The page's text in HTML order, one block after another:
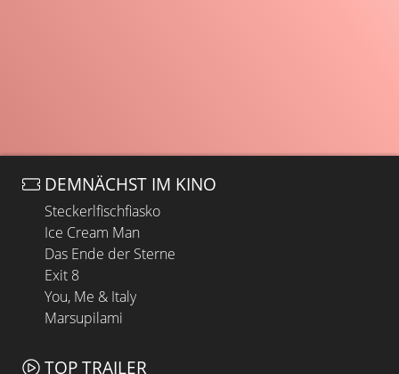
DEMNÄCHST IM KINO
Steckerlfischfiasko
Ice Cream Man
Das Ende der Sterne
Exit 8
You, Me & Italy
Marsupilami
TOP TRAILER